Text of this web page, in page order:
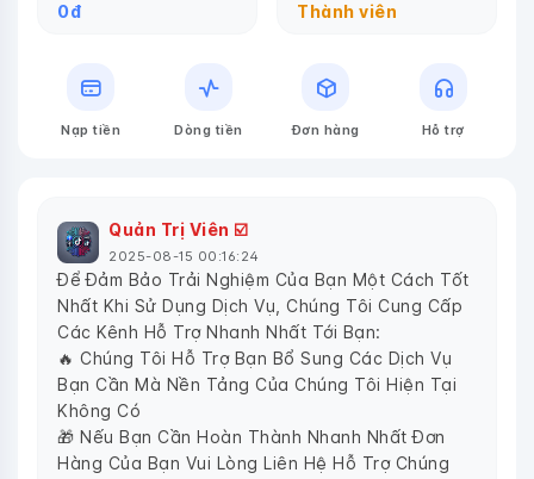
0đ Thành viên
Nạp tiền Dòng tiền Đơn hàng Hỗ trợ
Quản Trị Viên ☑️
2025-08-15 00:16:24
Để Đảm Bảo Trải Nghiệm Của Bạn Một Cách Tốt
Nhất Khi Sử Dụng Dịch Vụ, Chúng Tôi Cung Cấp
Các Kênh Hỗ Trợ Nhanh Nhất Tới Bạn:
🔥 Chúng Tôi Hỗ Trợ Bạn Bổ Sung Các Dịch Vụ
Bạn Cần Mà Nền Tảng Của Chúng Tôi Hiện Tại
Không Có
🎁 Nếu Bạn Cần Hoàn Thành Nhanh Nhất Đơn
Hàng Của Bạn Vui Lòng Liên Hệ Hỗ Trợ Chúng